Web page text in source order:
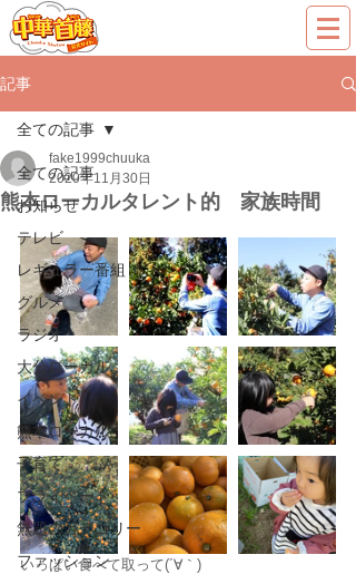
記事
全ての記事
お知らせ
テレビ
レギュラー番組
グルメ
ラジオ
大分ローカル
イベント
熊本ローカル
子育て
プライベート
無題のカテゴリー
ファッション
全ての記事
熊本ローカルタレント的 家族時間
fake1999chuuka
2020年11月30日
いっぱい食べて取って(´∀｀)